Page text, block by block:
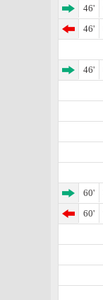
46'
46'
46'
60'
60'